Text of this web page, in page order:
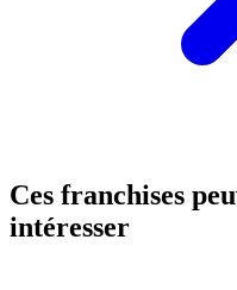
Ces franchises
intéresser